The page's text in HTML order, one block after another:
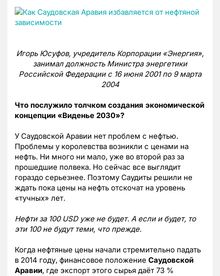
Игорь Юсуфов, учредитель Корпорации «Энергия»,
занимал должность Министра энергетики
Российской Федерации с 16 июня 2001 по 9 марта
2004
Что послужило толчком создания экономической
концепции «Виденье 2030»?
У Саудовской Аравии нет проблем с нефтью.
Проблемы у королевства возникли с ценами на
нефть. Ни много ни мало, уже во второй раз за
прошедшие полвека. Но сейчас все выглядит
гораздо серьезнее. Поэтому Саудиты решили не
ждать пока цены на нефть отскочат на уровень
«тучных» лет.
Нефти за 100 USDуже не будет. А если и будет, то
эти 100 не будут теми, что прежде.
Когда нефтяные цены начали стремительно падать
в 2014 году, финансовое положение Саудовской
Аравии, где экспорт этого сырья даёт 73 %